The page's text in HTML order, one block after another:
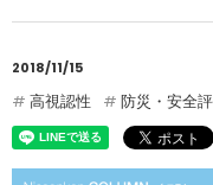
2018/11/15
高視認性 防災・安全